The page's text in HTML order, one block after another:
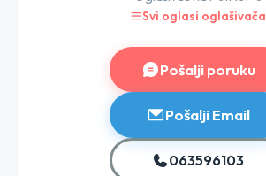
Svi oglasi oglašivača
Pošalji poruku
Pošalji Email
063596103